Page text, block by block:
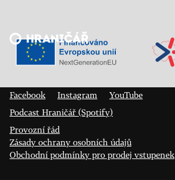
Veřejný sál Hraničář, spolek
Facebook
Instagram
YouTube
Podcast Hraničář (Spotify)
Provozní řád
Zásady ochrany osobních údajů
Obchodní podmínky pro prodej vstupenek